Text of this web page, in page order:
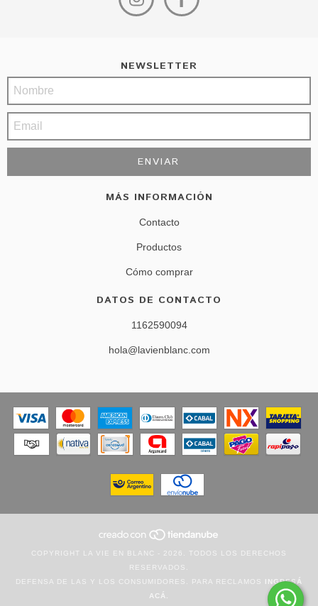
NEWSLETTER
MÁS INFORMACIÓN
Contacto
Productos
Cómo comprar
DATOS DE CONTACTO
1162590094
hola@lavienblanc.com
COPYRIGHT LA VIE EN BLANC - 2026. TODOS LOS DERECHOS
RESERVADOS.
DEFENSA DE LAS Y LOS CONSUMIDORES. PARA RECLAMOS
INGRESÁ
ACÁ.